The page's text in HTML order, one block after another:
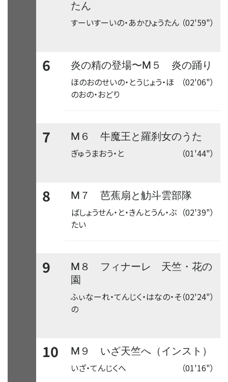
たん
（02'59"）
すーいすーいの・あかひょうたん
6 炎の精の登場〜M５ 炎の踊り
（02'06"）
ほのおのせいの・とうじょう・ほ
のおの・おどり
7
M６ 牛魔王と羅刹女のうた
（01'44"）
ぎゅうまおう・と
8
M７ 芭蕉扇と觔斗雲部隊
（02'39"）
ばしょうせん・と・きんとうん・ぶ
たい
9
M８ フィナーレ 天竺・花の
園
（02'24"）
ふぃなーれ・てんじく・はなの・そ
の
10
M９ いざ天竺へ（インスト）
（01'16"）
いざ・てんじくへ